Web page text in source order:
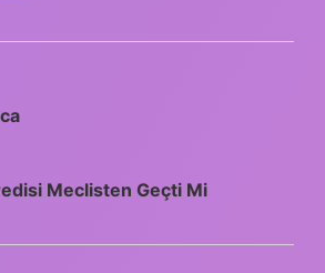
Meclisten Geçti Mi